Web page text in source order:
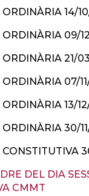
ORDINÀRIA 14/
ORDINÀRIA 09/
ORDINÀRIA 21/
07/
13/
ORDINÀRIA 30/
CONSTITUTIVA
DEL DIA
CMMT